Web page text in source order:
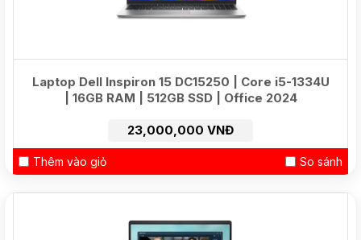
Laptop Dell Inspiron 15 DC15250 | Core i5-1334U
| 16GB RAM | 512GB SSD | Office 2024
23,000,000 VNĐ
Thêm vào giỏ So sánh